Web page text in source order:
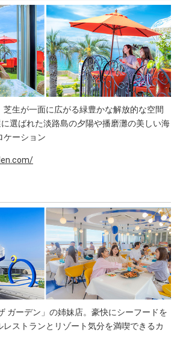
芝生が一面に広がる緑豊かな解放的な空間
選ばれた淡路島の夕陽や播磨灘の美しい海
ケーション
ガーデン」の姉妹店。豪快にシーフードを
ストランとリゾート気分を満喫できるカ